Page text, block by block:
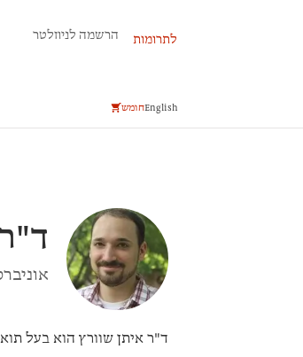
לתרומות הרשמה לניוזלטר
Englishחומש
ד"ר
ד"ר איתן שוורץ הוא בעל